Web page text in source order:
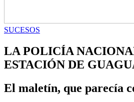
SUCESOS
LA POLICÍA
ESTACIÓN DE
El maletín, que parecía